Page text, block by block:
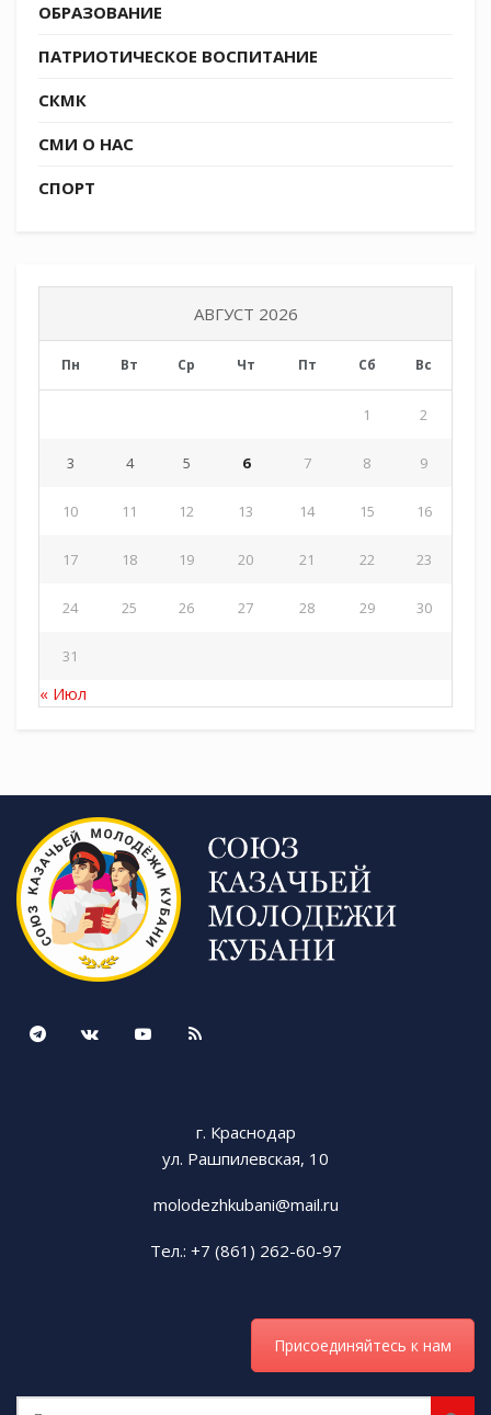
ОБРАЗОВАНИЕ
ПАТРИОТИЧЕСКОЕ ВОСПИТАНИЕ
СКМК
СМИ О НАС
СПОРТ
АВГУСТ 2026
Пн Вт Ср Чт Пт Сб Вс
1 2
3 4 5 6 7 8 9
10 11 12 13 14 15 16
17 18 19 20 21 22 23
24 25 26 27 28 29 30
31
« Июл
г. Краснодар
ул. Рашпилевская, 10
molodezhkubani@mail.ru
Тел.: +7 (861) 262-60-97
Присоединяйтесь к нам